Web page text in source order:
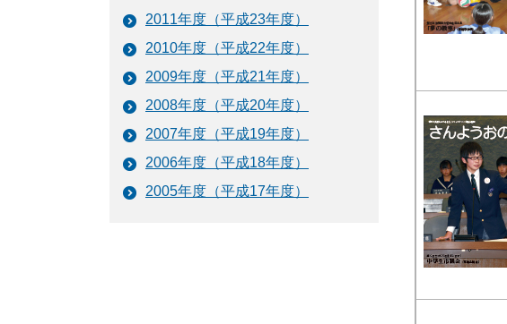
2011年度（平成23年度）
2010年度（平成22年度）
2009年度（平成21年度）
2008年度（平成20年度）
2007年度（平成19年度）
2006年度（平成18年度）
2005年度（平成17年度）